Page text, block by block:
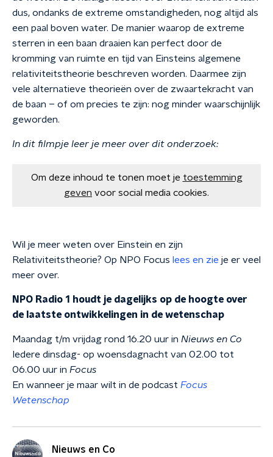
dus, ondanks de extreme omstandigheden, nog altijd als
een paal boven water. De manier waarop de extreme
sterren in een baan draaien kan perfect door de
kromming van ruimte en tijd van Einsteins algemene
relativiteitstheorie beschreven worden. Daarmee zijn
vele alternatieve theorieën over de zwaartekracht van
de baan – of om precies te zijn: nog minder waarschijnlijk
geworden.
In dit filmpje leer je meer over dit onderzoek:
Om deze inhoud te tonen moet je toestemming
geven voor social media cookies.
Wil je meer weten over Einstein en zijn
Relativiteitstheorie? Op NPO Focus lees en zie je er veel
meer over.
NPO Radio 1 houdt je dagelijks op de hoogte over
de laatste ontwikkelingen in de wetenschap
Maandag t/m vrijdag rond 16.20 uur in Nieuws en Co
Iedere dinsdag- op woensdagnacht van 02.00 tot
06.00 uur in Focus
En wanneer je maar wilt in de podcast Focus
Wetenschap
Nieuws en Co